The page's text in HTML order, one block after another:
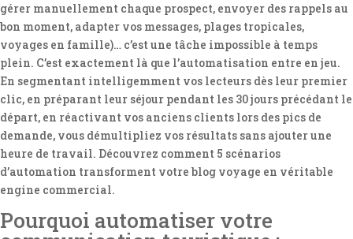
gérer manuellement chaque prospect, envoyer des rappels au
bon moment, adapter vos messages, plages tropicales,
voyages en famille)… c’est une tâche impossible à temps
plein. C’est exactement là que l’automatisation entre en jeu.
En segmentant intelligemment vos lecteurs dès leur premier
clic, en préparant leur séjour pendant les 30 jours précédant le
départ, en réactivant vos anciens clients lors des pics de
demande, vous démultipliez vos résultats sans ajouter une
heure de travail. Découvrez comment 5 scénarios
d’automation transforment votre blog voyage en véritable
engine commercial.
Pourquoi automatiser votre